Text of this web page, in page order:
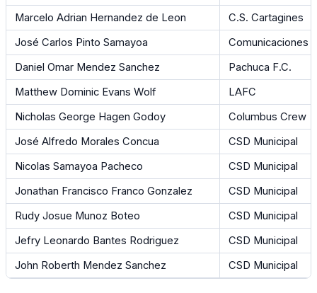
Marcelo Adrian Hernandez de Leon
C.S. Cartagines
José Carlos Pinto Samayoa
Comunicaciones
Daniel Omar Mendez Sanchez
Pachuca F.C.
Matthew Dominic Evans Wolf
LAFC
Nicholas George Hagen Godoy
Columbus Crew
José Alfredo Morales Concua
CSD Municipal
Nicolas Samayoa Pacheco
CSD Municipal
Jonathan Francisco Franco Gonzalez
CSD Municipal
Rudy Josue Munoz Boteo
CSD Municipal
Jefry Leonardo Bantes Rodriguez
CSD Municipal
John Roberth Mendez Sanchez
CSD Municipal